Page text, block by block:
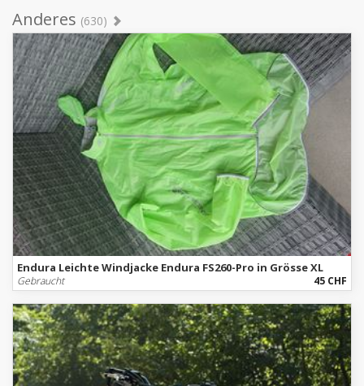
Anderes (630)
Endura Leichte Windjacke Endura FS260-Pro in Grösse XL
Gebraucht 45 CHF